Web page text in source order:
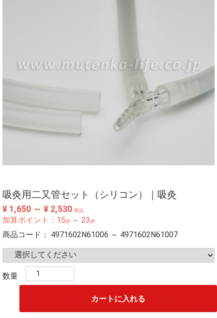
吸灸用二又管セット（シリコン）｜吸灸
¥ 1,650 ～ ¥ 2,530 税込
加算ポイント： 15pt ～ 23 pt
商品コード： 4971602N61006 ～ 4971602N61007
数量
カートに入れる